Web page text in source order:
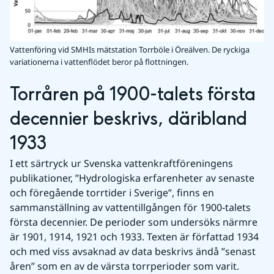
Vattenföring vid SMHIs mätstation Torrböle i Öreälven. De ryckiga
variationerna i vattenflödet beror på flottningen.
Torråren på 1900-talets första
decennier beskrivs, däribland
1933
I ett särtryck ur Svenska vattenkraftföreningens
publikationer, ”Hydrologiska erfarenheter av senaste
och föregående torrtider i Sverige”, finns en
sammanställning av vattentillgången för 1900-talets
första decennier. De perioder som undersöks närmre
är 1901, 1914, 1921 och 1933. Texten är författad 1934
och med viss avsaknad av data beskrivs ändå ”senast
åren” som en av de värsta torrperioder som varit.